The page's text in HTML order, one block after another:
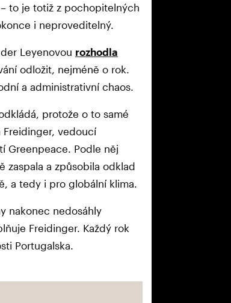
to je totiž z pochopitelných
i neproveditelný.
Leyenovou rozhodla
odložit, nejméně o rok.
a administrativní chaos.
protože o to samé
Freidinger, vedoucí
Greenpeace. Podle něj
zaspala a způsobila odklad
a tedy i pro globální klima.
nakonec nedosáhly
Freidinger. Každý rok
Portugalska.